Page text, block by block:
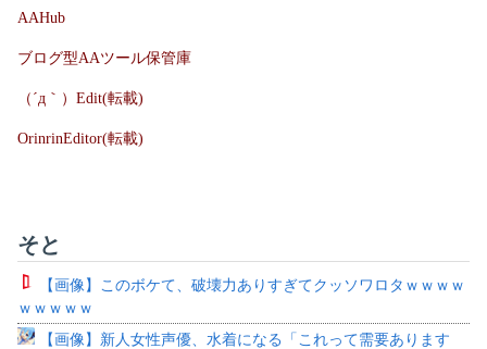
AAHub
ブログ型AAツール保管庫
（´д｀）Edit(転載)
OrinrinEditor(転載)
そと
【画像】このボケて、破壊力ありすぎてクッソワロタｗｗｗｗ
ｗｗｗｗｗ
【画像】新人女性声優、水着になる「これって需要あります